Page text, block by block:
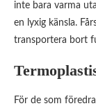
inte bara varma
en lyxig känsla.
transportera bort
För de som